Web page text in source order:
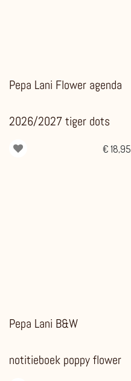
Pepa Lani Flower agenda
2026/2027 tiger dots
€ 18,95
Pepa Lani B&W
notitieboek poppy flower